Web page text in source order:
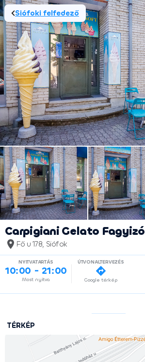
Siófoki felfedező
Carpigiani Gelato Fagyizó
Fő u 178, Siófok
NYITVATARTÁS
10:00 - 21:00
Most nyitva
ÚTVONALTERVEZÉS
Google térkép
TÉRKÉP